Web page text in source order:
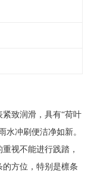
致润滑，具有“荷叶
水冲刷便洁净如新。
视不能进行践踏，
方位，特别是檩条